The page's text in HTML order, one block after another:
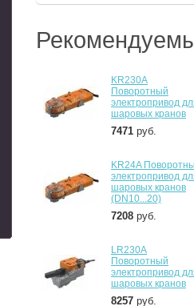
KR230A
Поворотный
электропривод
шаровых кранов
7471 руб.
KR24A
электропривод
шаровых кранов
(DN10...20)
7208 руб.
LR230A
Поворотный
электропривод
шаровых кранов
8257 руб.